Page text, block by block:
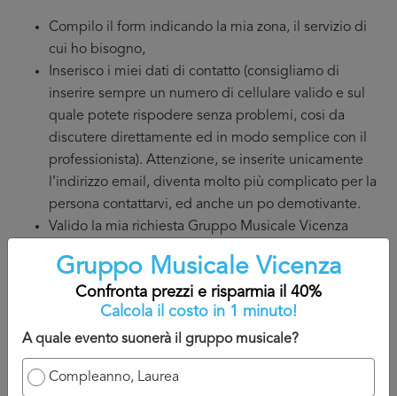
Compilo il form indicando la mia zona, il servizio di
cui ho bisogno,
Inserisco i miei dati di contatto (consigliamo di
inserire sempre un numero di cellulare valido e sul
quale potete rispodere senza problemi, cosi da
discutere direttamente ed in modo semplice con il
professionista). Attenzione, se inserite unicamente
l’indirizzo email, diventa molto più complicato per la
persona contattarvi, ed anche un po demotivante.
Valido la mia richiesta Gruppo Musicale Vicenza
contattato.
A titolo indicativo, sarete contatti nelle 24/48 che seguono
la domanda perché il professionista ha bisogno di un
attimo di tempo per reagire e chiamarvi.
Ovviamente se ha a disposizione un numero di cellulare
Gruppo Musicale Vicenza
Confronta prezzi e risparmia il 40%
Calcola il costo in 1 minuto!
A quale evento suonerà il gruppo musicale?
Compleanno, Laurea